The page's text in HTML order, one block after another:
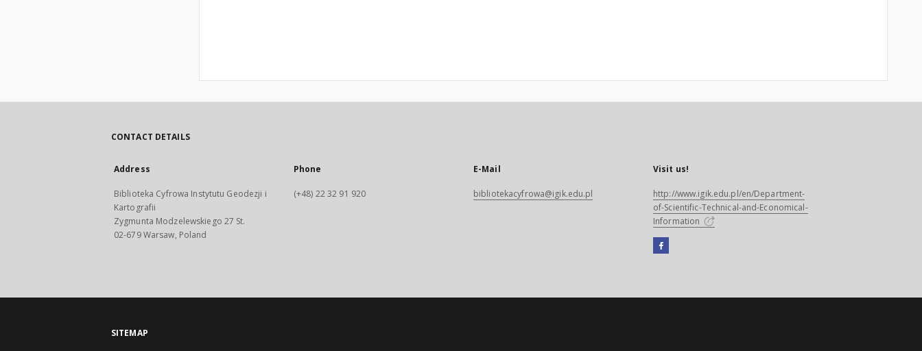
CONTACT DETAILS
Address
Biblioteka Cyfrowa Instytutu Geodezji i
Kartografii
Zygmunta Modzelewskiego 27 St.
02-679 Warsaw, Poland
Phone
(+48) 22 32 91 920
E-Mail
bibliotekacyfrowa@igik.edu.pl
Visit us!
http://www.igik.edu.pl/en/Department-
of-Scientific-Technical-and-Economical-
Information
Facebook
open
SITEMAP